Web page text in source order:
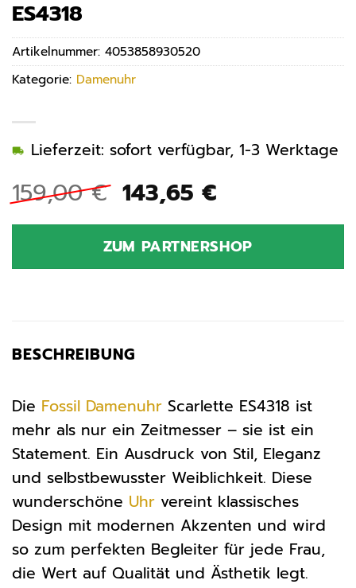
ES4318
159,00€ Ursprünglicher
Preis
war:
159,00 €
143,65 €Aktueller
ist:
143,65 €.
Lieferzeit: sofort verfügbar, 1-3 Werktage
ZUM PARTNERSHOP
Artikelnummer: 4053858930520
Kategorie: Damenuhr
BESCHREIBUNG
Die Fossil Damenuhr Scarlette ES4318 ist
mehr als nur ein Zeitmesser – sie ist ein
Statement. Ein Ausdruck von Stil, Eleganz
und selbstbewusster Weiblichkeit. Diese
wunderschöne Uhr vereint klassisches
Design mit modernen Akzenten und wird
so zum perfekten Begleiter für jede Frau,
die Wert auf Qualität und Ästhetik legt.